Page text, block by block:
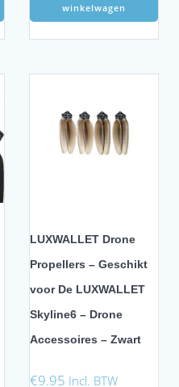
winkelwagen
LUXWALLET Drone
Propellers – Geschikt
voor De LUXWALLET
Skyline6 – Drone
Accessoires – Zwart
€9.95 Incl. BTW